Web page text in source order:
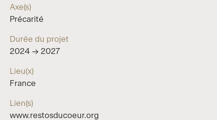
Axe(s)
Précarité
Durée du projet
2024 → 2027
Lieu(x)
France
Lien(s)
www.restosducoeur.org